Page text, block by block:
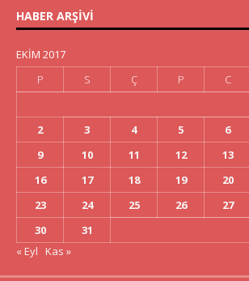
HABER ARŞIVI
EKIM 2017
P
S Ç P C
2
3 4 5 6
9
10 11 12 13
16
17 18 19 20
23
24 25 26 27
30
31
« Eyl
Kas »